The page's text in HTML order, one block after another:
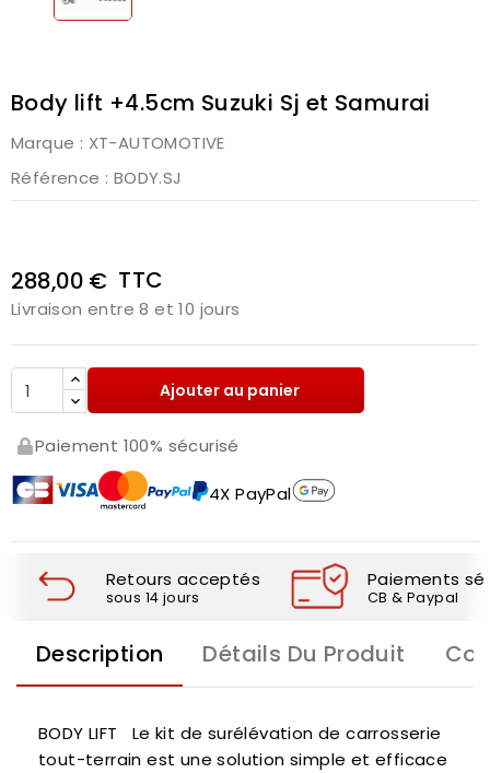
Body lift +4.5cm Suzuki Sj et Samurai
Marque : XT-AUTOMOTIVE
Référence : BODY.SJ
288,00 € TTC
Livraison entre 8 et 10 jours
Ajouter au panier
Paiement 100% sécurisé
4X PayPal
Retours acceptés
sous 14 jours
Paiements
CB & Paypal
Description Détails Du Produit
BODY LIFT Le kit de surélévation de carrosserie
tout-terrain est une solution simple et efficace